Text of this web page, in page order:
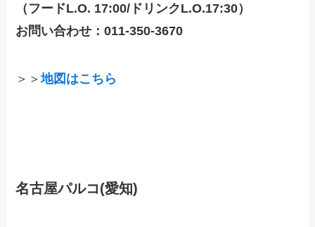
（フードL.O. 17:00/ドリンクL.O.17:30）
お問い合わせ：011-350-3670
＞＞地図はこちら
名古屋パルコ(愛知)